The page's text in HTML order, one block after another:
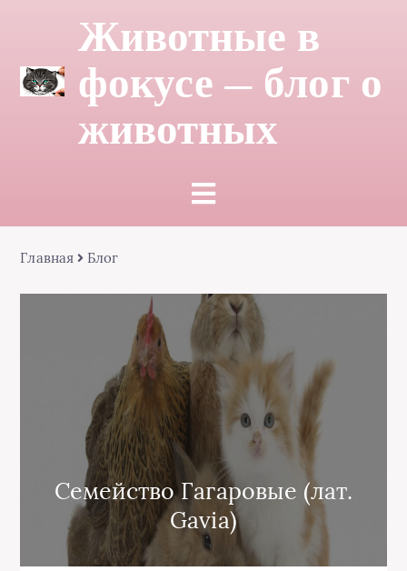
Животные в
фокусе — блог о
животных
Главная Блог
Семейство Гагаровые (лат.
Gavia)